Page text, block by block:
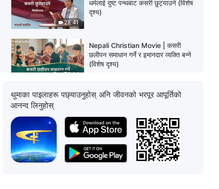
28:41
धर्मलाई दुष्ट पन्थबाट कसरी छुट्याउने (विशेष
दृश्य)
58:14
Nepali Christian Movie | कसरी
छलीपन समाधान गर्ने र इमानदार व्यक्ति बन्ने
(विशेष दृश्य)
41:11
Nepali Christian Movie | झूट बोल्ने र
दृश्य)
Nepali Christian Movie | गेमिङको
लतको हानिबाट परमेश्वरले मात्र मुक्ति दिन
थुमाका पाइलाहरू पछ्याउनुहोस् अनि जीवनको भरपूर आपूर्तिको
आनन्द लिनुहोस्